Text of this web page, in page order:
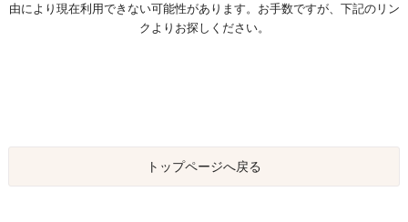
由により現在利用できない可能性があります。お手数ですが、下記のリン
クよりお探しください。
トップページへ戻る